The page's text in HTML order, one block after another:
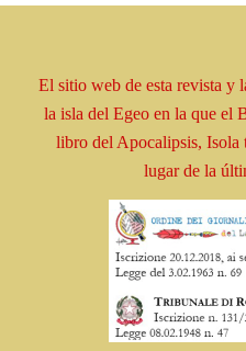
El sitio web de esta revista y
la isla del Egeo en la que el
librodel Apocalipsis, Isola
lugar de la